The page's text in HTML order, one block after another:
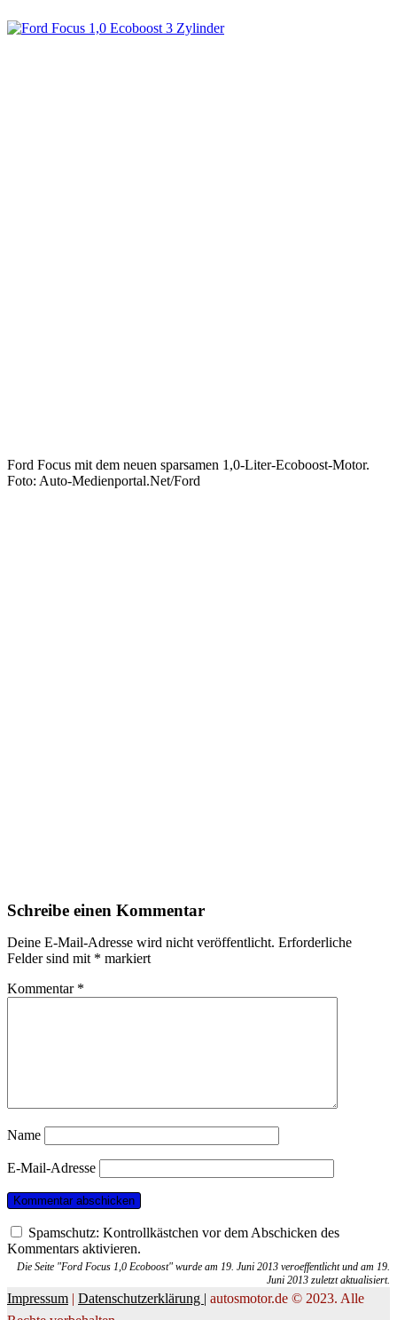
Ford Focus mit dem neuen sparsamen 1,0-Liter-Ecoboost-Motor.
Foto: Auto-Medienportal.Net/Ford
Schreibe einen Kommentar
Deine E-Mail-Adresse wird nicht veröffentlicht. Erforderliche
Felder sind mit * markiert
Kommentar *
Name
E-Mail-Adresse
Spamschutz: Kontrollkästchen vor dem Abschicken des
Kommentars aktivieren.
Die Seite "Ford Focus 1,0 Ecoboost" wurde am 19. Juni 2013 veroeffentlicht und am 19.
Juni 2013 zuletzt aktualisiert.
Impressum | Datenschutzerklärung | autosmotor.de © 2023. Alle